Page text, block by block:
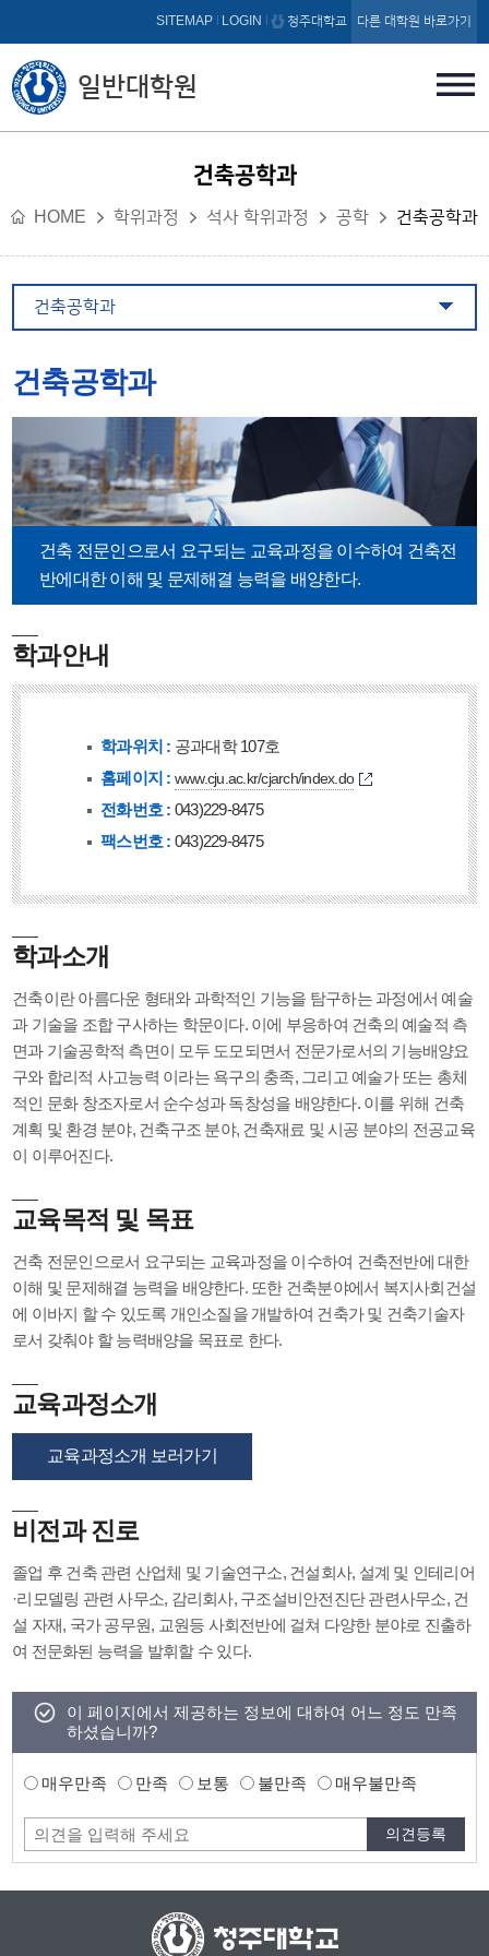
본문 바로가기
일반대학원
SITEMAP LOGIN 청주대학교 다른 대학원 바로가기
건축공학과
HOME 학위과정 석사 학위과정 공학 건축공학과
건축공학과
건축공학과
건축 전문인으로서 요구되는 교육과정을 이수하여 건축전
반에 대한 이해 및 문제해결 능력을 배양한다.
학과안내
학과위치 : 공과대학 107호
홈페이지 : www.cju.ac.kr/cjarch/index.do
전화번호 : 043)229-8475
팩스번호 : 043)229-8475
학과소개
건축이란 아름다운 형태와 과학적인 기능을 탐구하는 과정에서 예술
과 기술을 조합 구사하는 학문이다. 이에 부응하여 건축의 예술적 측
면과 기술공학적 측면이 모두 도모되면서 전문가로서의 기능배양요
구와 합리적 사고능력 이라는 욕구의 충족, 그리고 예술가 또는 총체
적인 문화 창조자로서 순수성과 독창성을 배양한다. 이를 위해 건축
계획 및 환경 분야, 건축구조 분야, 건축재료 및 시공 분야의 전공교육
이 이루어진다.
교육목적 및 목표
건축 전문인으로서 요구되는 교육과정을 이수하여 건축전반에 대한
이해 및 문제해결 능력을 배양한다. 또한 건축분야에서 복지사회건설
에 이바지 할 수 있도록 개인소질을 개발하여 건축가 및 건축기술자
로서 갖춰야 할 능력배양을 목표로 한다.
교육과정소개
교육과정소개 보러가기
비전과 진로
졸업 후 건축 관련 산업체 및 기술연구소, 건설회사, 설계 및 인테리어
·리모델링 관련 사무소, 감리회사, 구조설비안전진단 관련사무소, 건
설 자재, 국가 공무원, 교원등 사회전반에 걸쳐 다양한 분야로 진출하
여 전문화된 능력을 발휘할 수 있다.
이 페이지에서 제공하는 정보에 대하여 어느 정도 만족
하셨습니까?
매우만족 만족 보통 불만족 매우불만족